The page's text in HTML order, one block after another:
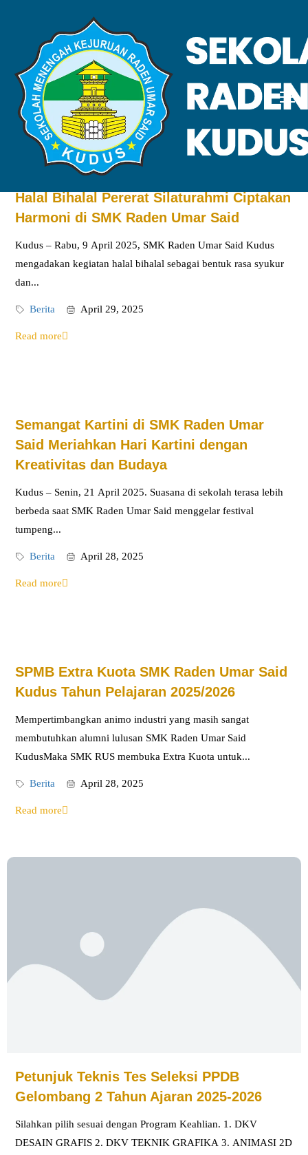
April 2025
Home2025April
Showing 1 - 4 of 4 results
Halal Bihalal Pererat Silaturahmi Ciptakan
Harmoni di SMK Raden Umar Said
Kudus – Rabu, 9 April 2025, SMK Raden Umar Said Kudus
mengadakan kegiatan halal bihalal sebagai bentuk rasa syukur
dan...
Berita April 29, 2025
Read more
Semangat Kartini di SMK Raden Umar
Said Meriahkan Hari Kartini dengan
Kreativitas dan Budaya
Kudus – Senin, 21 April 2025. Suasana di sekolah terasa lebih
berbeda saat SMK Raden Umar Said menggelar festival
tumpeng...
Berita April 28, 2025
Read more
SPMB Extra Kuota SMK Raden Umar Said
Kudus Tahun Pelajaran 2025/2026
Mempertimbangkan animo industri yang masih sangat
membutuhkan alumni lulusan SMK Raden Umar Said
KudusMaka SMK RUS membuka Extra Kuota untuk...
Berita April 28, 2025
Read more
Petunjuk Teknis Tes Seleksi PPDB
Gelombang 2 Tahun Ajaran 2025-2026
Silahkan pilih sesuai dengan Program Keahlian. 1. DKV
DESAIN GRAFIS 2. DKV TEKNIK GRAFIKA 3. ANIMASI 2D